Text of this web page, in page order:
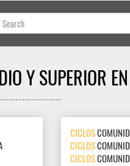
Y SUPERIOR
CICLOS
CICLOS
CICLOS